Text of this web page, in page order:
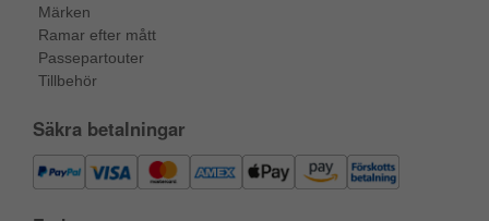
Märken
Ramar efter mått
Passepartouter
Tillbehör
Säkra betalningar